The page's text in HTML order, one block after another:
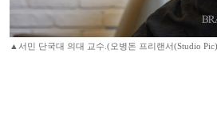
▲서민 단국대 의대 교수.(오병돈 프리랜서(Studio